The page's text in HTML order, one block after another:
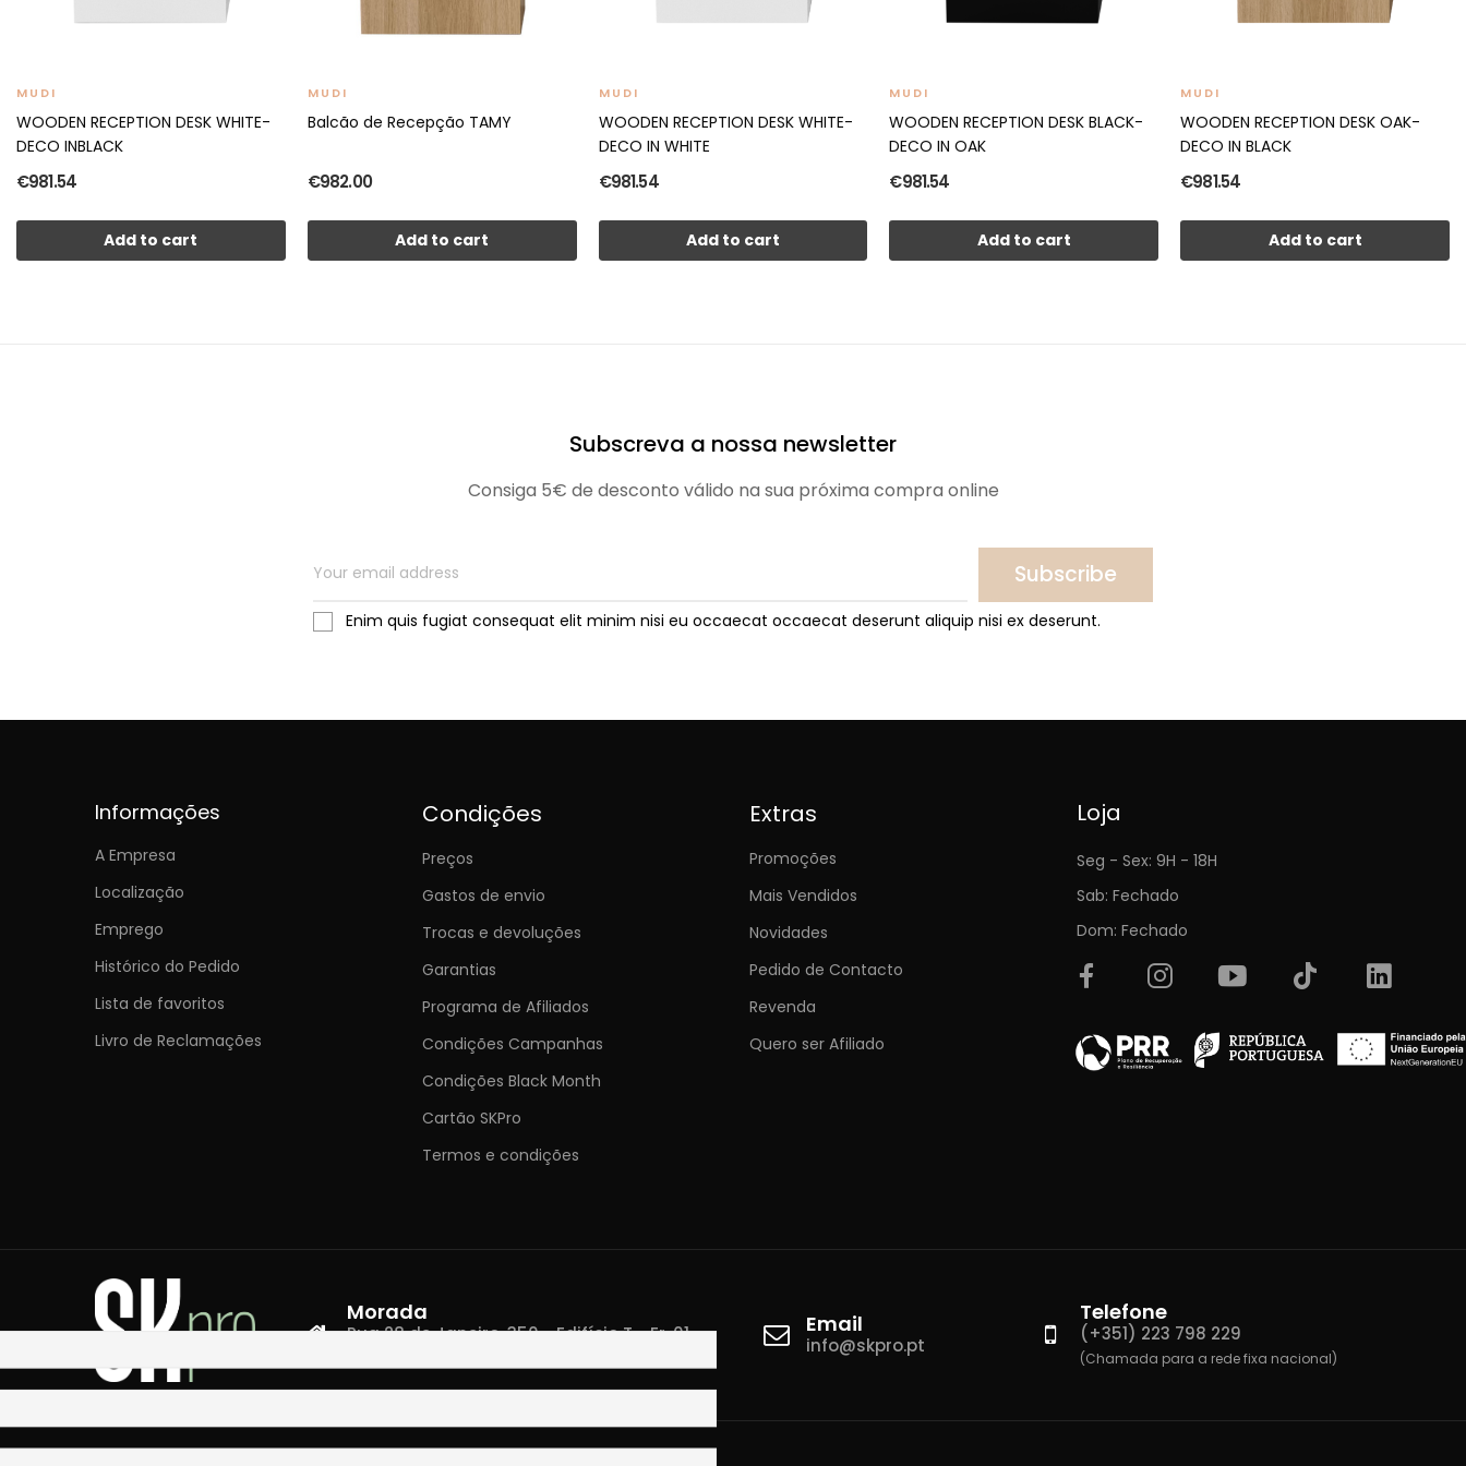
MUDI
WOODEN RECEPTION DESK WHITE-
DECO INBLACK
€981.54
Add to cart
MUDI
Balcão de Recepção TAMY
€982.00
Add to cart
MUDI
WOODEN RECEPTION DESK WHITE-
DECO IN WHITE
€981.54
Add to cart
MUDI
WOODEN RECEPTION DESK BLACK-
DECO IN OAK
€981.54
Add to cart
MUDI
WOODEN RECEPTION DESK OAK-
DECO IN BLACK
€981.54
Add to cart
Subscreva a nossa newsletter
Consiga 5€ de desconto válido na sua próxima compra online
Subscribe
Enim quis fugiat consequat elit minim nisi eu occaecat occaecat deserunt aliquip nisi ex deserunt.
Informações
A Empresa
Localização
Emprego
Histórico do Pedido
Lista de favoritos
Livro de Reclamações
Condições
Preços
Gastos de envio
Trocas e devoluções
Garantias
Programa de Afiliados
Condições Campanhas
Condições Black Month
Cartão SKPro
Termos e condições
Extras
Promoções
Mais Vendidos
Novidades
Pedido de Contacto
Revenda
Quero ser Afiliado
Loja
Seg - Sex: 9H - 18H
Sab: Fechado
Dom: Fechado
Morada
Rua 28 de Janeiro, 350 - Edifício T - Fr. 01
Email
info@skpro.pt
Telefone
(+351) 223 798 229
(Chamada para a rede fixa nacional)